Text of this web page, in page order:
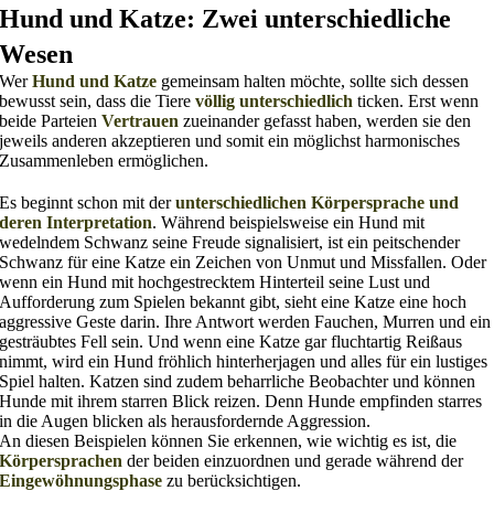
Hund und Katze: Zwei unterschiedliche
Wesen
WerHund und Katze gemeinsam halten möchte, sollte sich dessen
bewusst sein, dass die Tierevöllig unterschiedlich ticken. Erst wenn
beide ParteienVertrauen zueinander gefasst haben, werden sie den
jeweils anderen akzeptieren und somit ein möglichst harmonisches
Zusammenleben ermöglichen.
Es beginnt schon mit derunterschiedlichen Körpersprache und
deren Interpretation. Während beispielsweise ein Hund mit
wedelndem Schwanz seine Freude signalisiert, ist ein peitschender
Schwanz für eine Katze ein Zeichen von Unmut und Missfallen. Oder
wenn ein Hund mit hochgestrecktem Hinterteil seine Lust und
Aufforderung zum Spielen bekannt gibt, sieht eine Katze eine hoch
aggressive Geste darin. Ihre Antwort werden Fauchen, Murren und ein
gesträubtes Fell sein. Und wenn eine Katze gar fluchtartig Reißaus
nimmt, wird ein Hund fröhlich hinterherjagen und alles für ein lustiges
Spiel halten. Katzen sind zudem beharrliche Beobachter und können
Hunde mit ihrem starren Blick reizen. Denn Hunde empfinden starres
in die Augen blicken als herausfordernde Aggression.
An diesen Beispielen können Sie erkennen, wie wichtig es ist, die
Körpersprachen der beiden einzuordnen und gerade während der
Eingewöhnungsphase zu berücksichtigen.